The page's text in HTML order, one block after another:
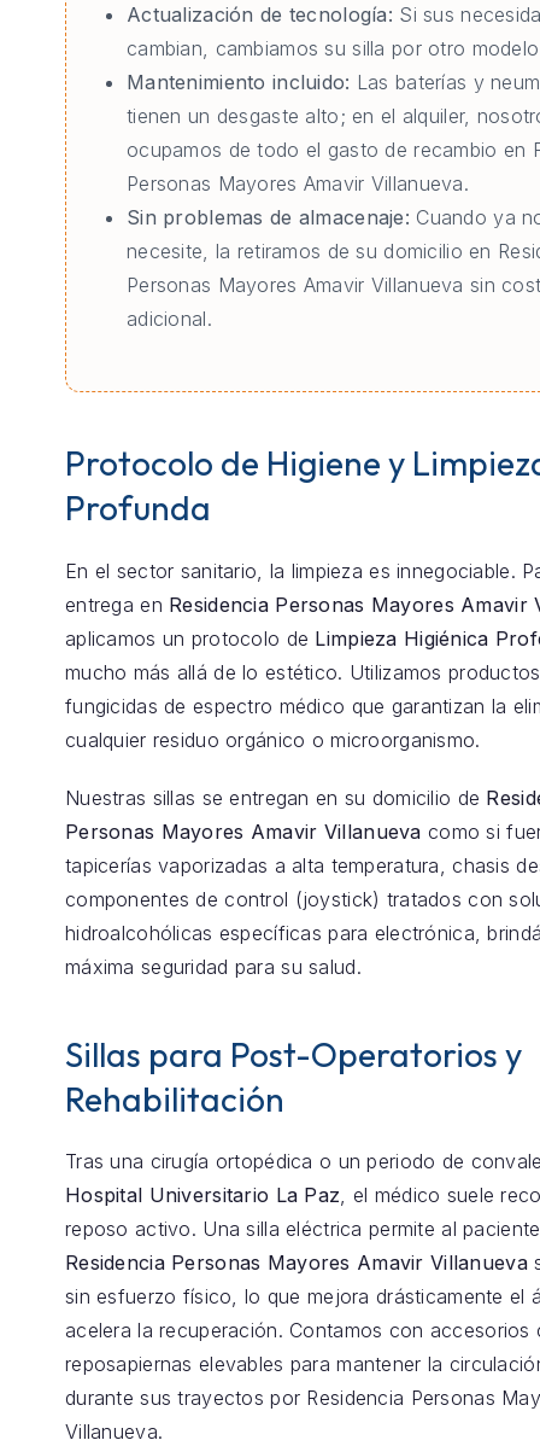
Actualización de tecnología: Si sus
cambian, cambiamos su silla por otro
Mantenimiento incluido: Las baterías y
tienen un desgaste alto; en el alquiler,
ocupamos de todo el gasto de recambio en
Personas Mayores Amavir Villanueva.
Sin problemas de almacenaje: Cuando ya
necesite, la retiramos de su domicilio en
Personas Mayores Amavir Villanueva sin
adicional.
Protocolo de Higiene y
Profunda
En el sector sanitario, la limpieza es innegociable.
entrega en Residencia Personas Mayores Amavir
aplicamos un protocolo de Limpieza Higiénica
mucho más allá de lo estético. Utilizamos
fungicidas de espectro médico que garantizan la
cualquier residuo orgánico o microorganismo.
Nuestras sillas se entregan en su domicilio de
Personas Mayores Amavir Villanueva como si
tapicerías vaporizadas a alta temperatura, chasis
componentes de control (joystick) tratados con
hidroalcohólicas específicas para electrónica,
máxima seguridad para su salud.
Sillas para Post-Operatorios y
Rehabilitación
Tras una cirugía ortopédica o un periodo de
Hospital Universitario La Paz, el médico suele
reposo activo. Una silla eléctrica permite al
Residencia Personas Mayores Amavir Villanueva
sin esfuerzo físico, lo que mejora drásticamente el
acelera la recuperación. Contamos con accesorios
reposapiernas elevables para mantener la
durante sus trayectos por Residencia Personas
Villanueva.